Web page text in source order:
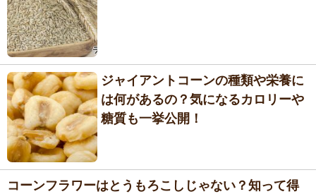
ジャイアントコーンの種類や栄養に
は何があるの？気になるカロリーや
糖質も一挙公開！
コーンフラワーはとうもろこしじゃない？知って得